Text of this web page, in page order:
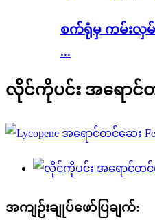
စက်ရုံမှ ကမ်းလှမ်
...
လိုင်ကိုပင်း အရောင်
အကျဉ်းချုပ်ဖော်ပြချက်: